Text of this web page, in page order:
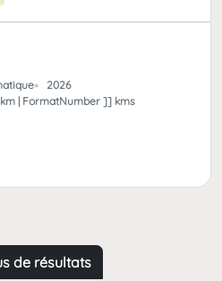
2026
| FormatNumber ]] kms
de résultats